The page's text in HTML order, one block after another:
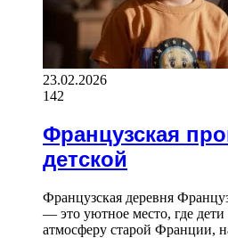
23.02.2026
142
Французская
детской
Французская деревня
— это уютное место, где дети
атмосферу старой Франции,